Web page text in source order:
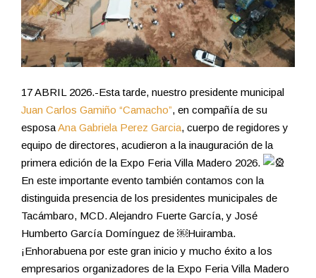
17 ABRIL 2026.-Esta tarde, nuestro presidente municipal
Juan Carlos Gamiño “Camacho”, en compañía de su
esposaAna Gabriela Perez Garcia, cuerpo de regidores y
equipo de directores, acudieron a la inauguración de la
primera edición de la Expo Feria Villa Madero 2026.
En este importante evento también contamos con la
distinguida presencia de los presidentes municipales de
Tacámbaro, MCD. Alejandro Fuerte García, y José
Humberto García Domínguez de ￼Huiramba.
¡Enhorabuena por este gran inicio y mucho éxito a los
empresarios organizadores de la Expo Feria Villa Madero